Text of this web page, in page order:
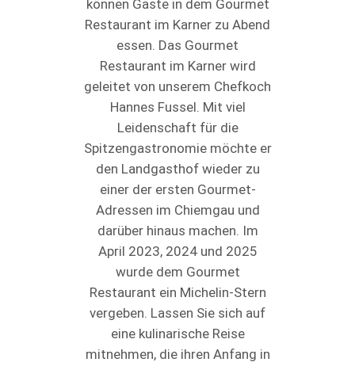
können Gäste in dem Gourmet
Restaurant im Karner zu Abend
essen. Das Gourmet
Restaurant im Karner wird
geleitet von unserem Chefkoch
Hannes Fussel. Mit viel
Leidenschaft für die
Spitzengastronomie möchte er
den Landgasthof wieder zu
einer der ersten Gourmet-
Adressen im Chiemgau und
darüber hinaus machen. Im
April 2023, 2024 und 2025
wurde dem Gourmet
Restaurant ein Michelin-Stern
vergeben. Lassen Sie sich auf
eine kulinarische Reise
mitnehmen, die ihren Anfang in